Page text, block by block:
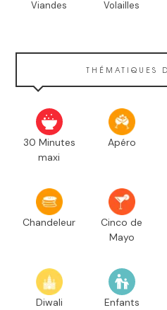
Viandes Volailles
THÉMATIQUES
30 Minutes
maxi
Apéro
Chandeleur
Cinco de
Mayo
Diwali Enfants